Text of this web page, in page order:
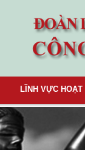
LĨNH VỰC HOẠT